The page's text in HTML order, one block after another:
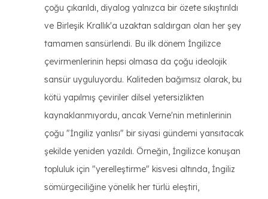
çoğu çıkarıldı, diyalog yalnızca bir özete sıkıştırıldı
ve Birleşik Krallık'a uzaktan saldırgan olan her şey
tamamen sansürlendi. Bu ilk dönem İngilizce
çevirmenlerinin hepsi olmasa da çoğu ideolojik
sansür uyguluyordu. Kaliteden bağımsız olarak, bu
kötü yapılmış çeviriler dilsel yetersizlikten
kaynaklanmıyordu, ancak Verne'nin metinlerinin
çoğu "İngiliz yanlısı" bir siyasi gündemi yansıtacak
şekilde yeniden yazıldı. Örneğin, İngilizce konuşan
topluluk için "yerelleştirme" kisvesi altında, İngiliz
sömürgeciliğine yönelik her türlü eleştiri,